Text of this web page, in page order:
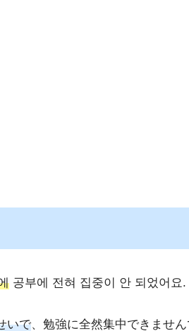
공부에 전혀 집중이 안 되었어요.
いで、勉強に全然集中できません